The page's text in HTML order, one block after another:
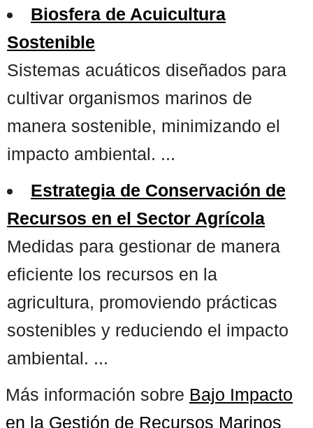
Biosfera de Acuicultura
Sostenible
Sistemas acuáticos diseñados para
cultivar organismos marinos de
manera sostenible, minimizando el
impacto ambiental. ...
Estrategia de Conservación de
Recursos en el Sector Agrícola
Medidas para gestionar de manera
eficiente los recursos en la
agricultura, promoviendo prácticas
sostenibles y reduciendo el impacto
ambiental. ...
Más información sobre Bajo Impacto
en la Gestión de Recursos Marinos